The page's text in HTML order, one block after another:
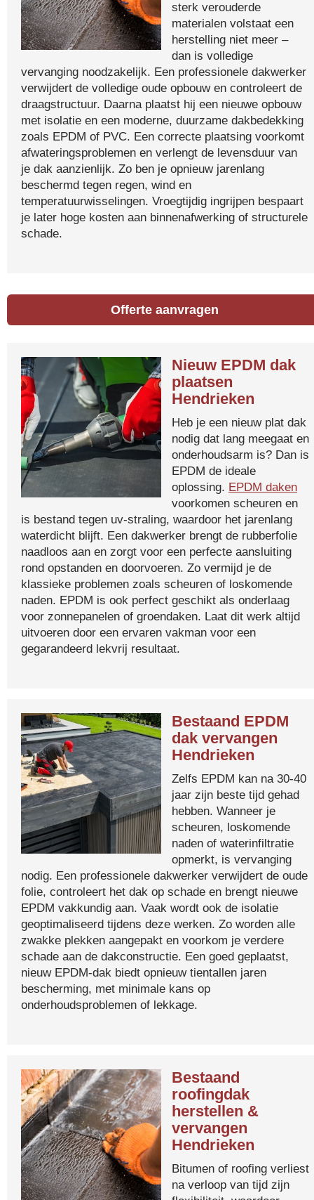
sterk verouderde
materialen volstaat een
herstelling niet meer –
dan is volledige
vervanging noodzakelijk. Een professionele dakwerker
verwijdert de volledige oude opbouw en controleert de
draagstructuur. Daarna plaatst hij een nieuwe opbouw
met isolatie en een moderne, duurzame dakbedekking
zoals EPDM of PVC. Een correcte plaatsing voorkomt
afwateringsproblemen en verlengt de levensduur van
je dak aanzienlijk. Zo ben je opnieuw jarenlang
beschermd tegen regen, wind en
temperatuurwisselingen. Vroegtijdig ingrijpen bespaart
je later hoge kosten aan binnenafwerking of structurele
schade.
Offerte aanvragen
Nieuw EPDM dak
plaatsen
Hendrieken
Heb je een nieuw plat dak
nodig dat lang meegaat en
onderhoudsarm is? Dan is
EPDM de ideale
oplossing. EPDM daken
voorkomen scheuren en
is bestand tegen uv-straling, waardoor het jarenlang
waterdicht blijft. Een dakwerker brengt de rubberfolie
naadloos aan en zorgt voor een perfecte aansluiting
rond opstanden en doorvoeren. Zo vermijd je de
klassieke problemen zoals scheuren of loskomende
naden. EPDM is ook perfect geschikt als onderlaag
voor zonnepanelen of groendaken. Laat dit werk altijd
uitvoeren door een ervaren vakman voor een
gegarandeerd lekvrij resultaat.
Bestaand EPDM
dak vervangen
Hendrieken
Zelfs EPDM kan na 30-40
jaar zijn beste tijd gehad
hebben. Wanneer je
scheuren, loskomende
naden of waterinfiltratie
opmerkt, is vervanging
nodig. Een professionele dakwerker verwijdert de oude
folie, controleert het dak op schade en brengt nieuwe
EPDM vakkundig aan. Vaak wordt ook de isolatie
geoptimaliseerd tijdens deze werken. Zo worden alle
zwakke plekken aangepakt en voorkom je verdere
schade aan de dakconstructie. Een goed geplaatst,
nieuw EPDM-dak biedt opnieuw tientallen jaren
bescherming, met minimale kans op
onderhoudsproblemen of lekkage.
Bestaand
roofingdak
herstellen &
vervangen
Hendrieken
Bitumen of roofing verliest
na verloop van tijd zijn